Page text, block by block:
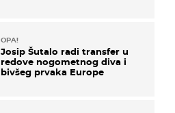
OPA!
Josip Šutalo radi transfer u
redove nogometnog diva i
bivšeg prvaka Europe